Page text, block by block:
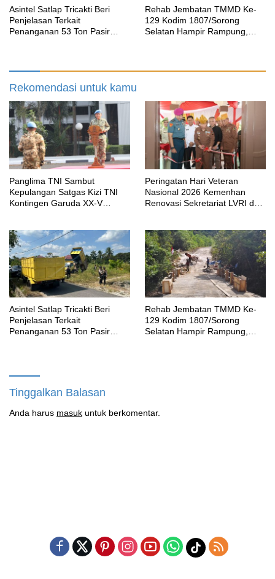
Asintel Satlap Tricakti Beri
Penjelasan Terkait
Penanganan 53 Ton Pasir
Rehab Jembatan TMMD Ke-
129 Kodim 1807/Sorong
Selatan Hampir Rampung,
Rekomendasi untuk kamu
Panglima TNI Sambut
Kepulangan Satgas Kizi TNI
Kontingen Garuda XX-V
Peringatan Hari Veteran
Nasional 2026 Kemenhan
Renovasi Sekretariat LVRI dan
Asintel Satlap Tricakti Beri
Penjelasan Terkait
Penanganan 53 Ton Pasir
Rehab Jembatan TMMD Ke-
129 Kodim 1807/Sorong
Selatan Hampir Rampung,
Tinggalkan Balasan
Anda harus masuk untuk berkomentar.